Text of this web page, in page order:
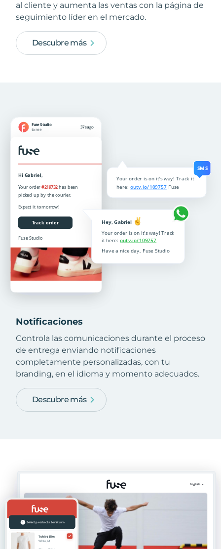
al cliente y aumenta las ventas con la página de
seguimiento líder en el mercado.
Descubre más
Notificaciones
Controla las comunicaciones durante el proceso
de entrega enviando notificaciones
completamente personalizadas, con tu
branding, en el idioma y momento adecuados.
Descubre más